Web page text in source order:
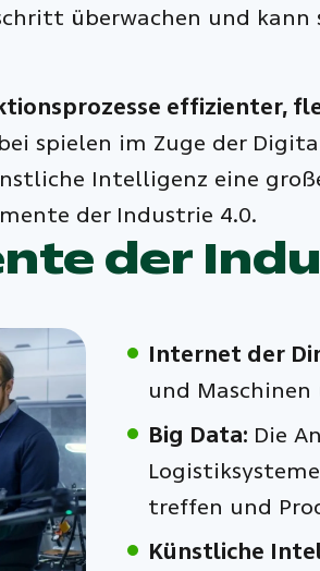
überwachen und kann
effizienter,
spielen im Zuge der
Intelligenz eine
der Industrie 4.0.
der
Internet der
und
Big Data: Die
treffen und
Künstliche